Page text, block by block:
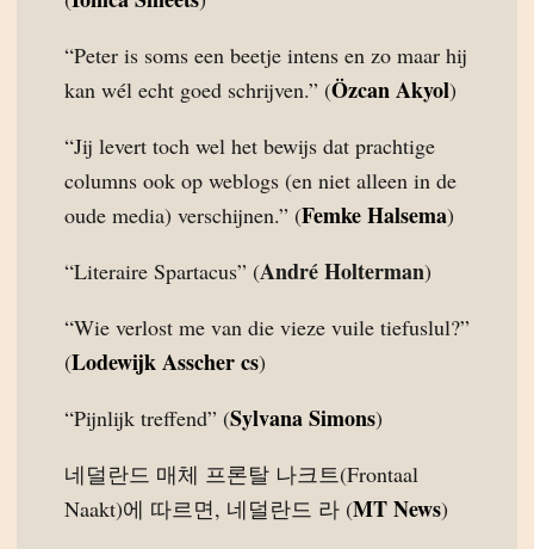
“Peter is soms een beetje intens en zo maar hij
kan wél echt goed schrijven.” (Özcan Akyol)
“Jij levert toch wel het bewijs dat prachtige
columns ook op weblogs (en niet alleen in de
oude media) verschijnen.” (Femke Halsema)
“Literaire Spartacus” (André Holterman)
“Wie verlost me van die vieze vuile tiefuslul?”
(Lodewijk Asscher cs)
“Pijnlijk treffend” (Sylvana Simons)
네덜란드 매체 프론탈 나크트(Frontaal
Naakt)에 따르면, 네덜란드 라 (MT News)